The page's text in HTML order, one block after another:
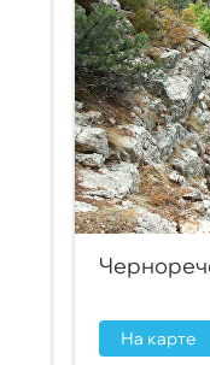
На карте